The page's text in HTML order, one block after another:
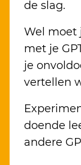
de slag.
Wel moet
met je
je
vertellen
doende
andere